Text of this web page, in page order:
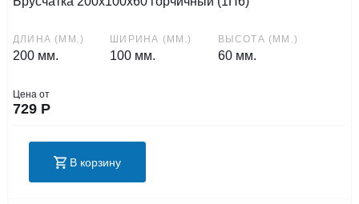
ДЛИНА (ММ.)
200 мм.
ШИРИНА (ММ.)
100 мм.
ВЫСОТА (ММ.)
60 мм.
Цена от
729 Р
В корзину